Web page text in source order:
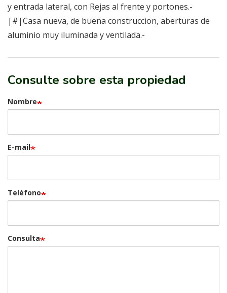
y entrada lateral, con Rejas al frente y portones.-
|#|Casa nueva, de buena construccion, aberturas de
aluminio muy iluminada y ventilada.-
Consulte sobre esta propiedad
Nombre
E-mail
Teléfono
Consulta